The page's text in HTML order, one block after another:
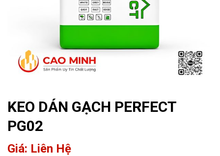
KEO DÁN GẠCH PERFECT
PG02
Giá: Liên Hệ